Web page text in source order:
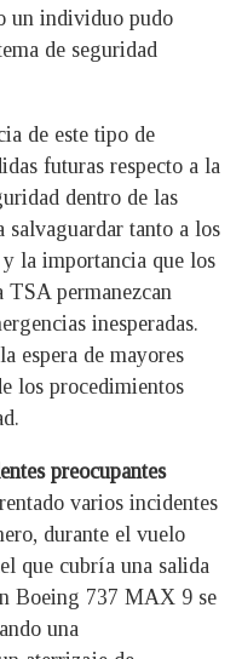
un individuo pudo
de seguridad
de este tipo de
futuras respecto a la
dentro de las
salvaguardar tanto a los
la importancia que los
TSA permanezcan
inesperadas.
espera de mayores
los procedimientos
preocupantes
varios incidentes
durante el vuelo
que cubría una salida
Boeing 737 MAX 9 se
una